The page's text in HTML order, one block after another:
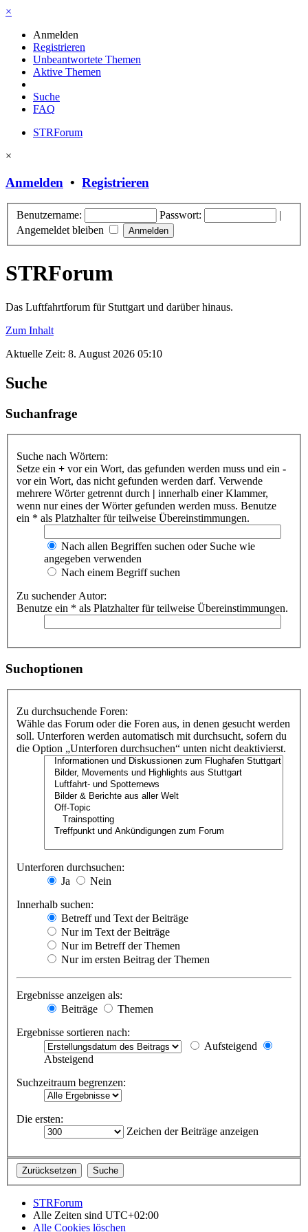
×
Anmelden
Registrieren
Unbeantwortete Themen
Aktive Themen
Suche
FAQ
STRForum
×
Anmelden • Registrieren
Benutzername: Passwort:
|
Angemeldet bleiben
STRForum
Das Luftfahrtforum für Stuttgart und darüber hinaus.
Zum Inhalt
Aktuelle Zeit: 8. August 2026 05:10
Suche
Suchanfrage
Suche nach Wörtern:
Setze ein + vor ein Wort, das gefunden werden muss und ein -
vor ein Wort, das nicht gefunden werden darf. Verwende
mehrere Wörter getrennt durch | innerhalb einer Klammer,
wenn nur eines der Wörter gefunden werden muss. Benutze
ein * als Platzhalter für teilweise Übereinstimmungen.
Nach allen Begriffen suchen oder Suche wie
angegeben verwenden
Nach einem Begriff suchen
Zu suchender Autor:
Benutze ein * als Platzhalter für teilweise Übereinstimmungen.
Suchoptionen
Zu durchsuchende Foren:
Wähle das Forum oder die Foren aus, in denen gesucht werden
soll. Unterforen werden automatisch mit durchsucht, sofern du
die Option „Unterforen durchsuchen“ unten nicht deaktivierst.
Unterforen durchsuchen:
Ja
Nein
Innerhalb suchen:
Betreff und Text der Beiträge
Nur im Text der Beiträge
Nur im Betreff der Themen
Nur im ersten Beitrag der Themen
Ergebnisse anzeigen als:
Beiträge
Themen
Ergebnisse sortieren nach:
Aufsteigend
Absteigend
Suchzeitraum begrenzen:
Die ersten:
Zeichen der Beiträge anzeigen
STRForum
Alle Zeiten sind UTC+02:00
Alle Cookies löschen